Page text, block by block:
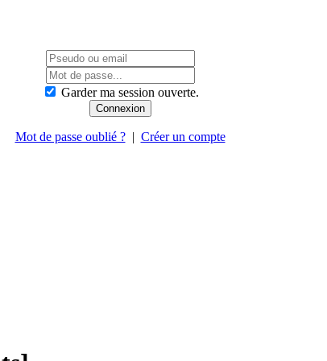
Garder ma session ouverte.
Mot de passe oublié ?| Créer un compte